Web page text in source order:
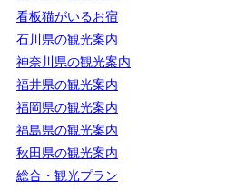
看板猫がいるお宿
石川県の観光案内
神奈川県の観光案内
福井県の観光案内
福岡県の観光案内
福島県の観光案内
秋田県の観光案内
総合・観光プラン